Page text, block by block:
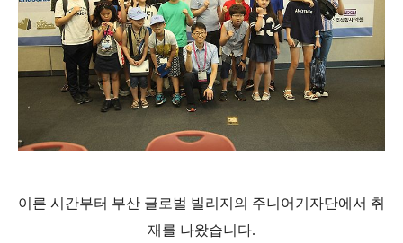
이른 시간부터 부산 글로벌 빌리지의 주니어기자단에서 취
재를 나왔습니다.